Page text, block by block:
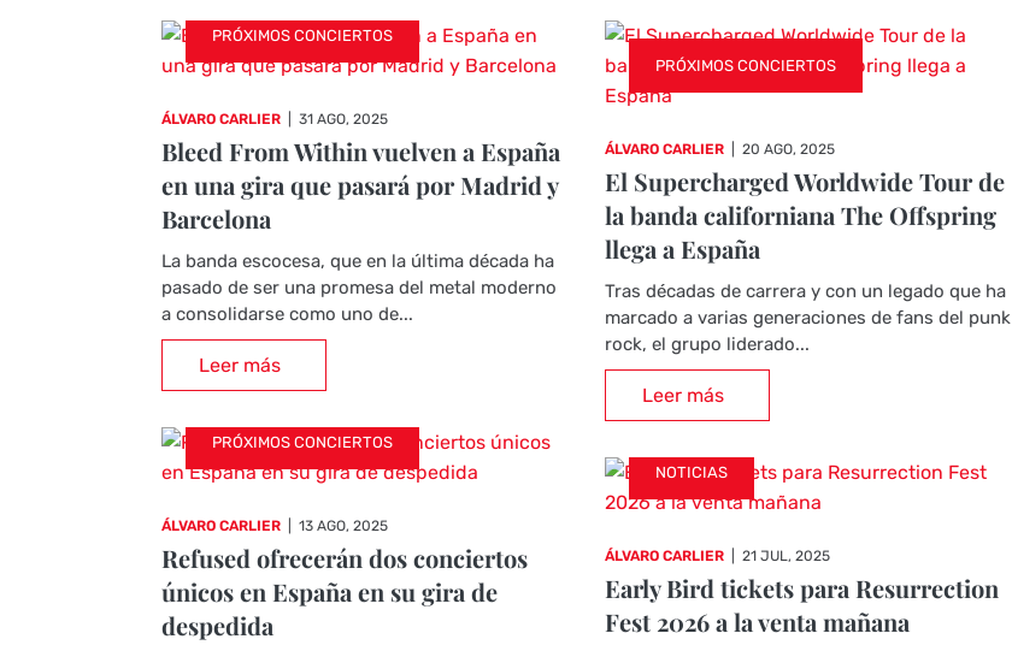
PRÓXIMOS CONCIERTOS
ÁLVARO CARLIER 31 AGO, 2025
Bleed From Within vuelven a España
en una gira que pasará por Madrid y
Barcelona
La banda escocesa, que en la última década ha
pasado de ser una promesa del metal moderno
a consolidarse como uno de...
Leer más
PRÓXIMOS CONCIERTOS
ÁLVARO CARLIER 13 AGO, 2025
Refused ofrecerán dos conciertos
únicos en España en su gira de
despedida
PRÓXIMOS CONCIERTOS
ÁLVARO CARLIER 20 AGO, 2025
El Supercharged Worldwide Tour de
la banda californiana The Offspring
llega a España
Tras décadas de carrera y con un legado que ha
marcado a varias generaciones de fans del punk
rock, el grupo liderado...
Leer más
NOTICIAS
ÁLVARO CARLIER 21 JUL, 2025
Early Bird tickets para Resurrection
Fest 2026 a la venta mañana